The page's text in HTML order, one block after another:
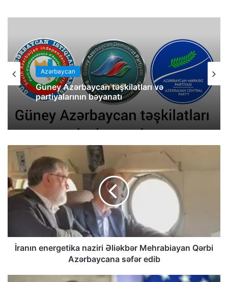
Azərbaycan
Güney Azərbaycan təşkilatları və
partiyalarının bəyanatı
İranın energetika naziri Əliəkbər Mehrabiayan Qərbi
Azərbaycana səfər edib